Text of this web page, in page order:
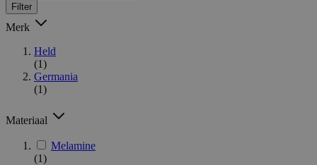
Filter
Merk
Held
(1)
Germania
(1)
Materiaal
Melamine
(1)